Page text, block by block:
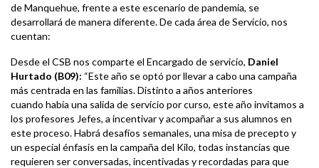
de Manquehue, frente a este escenario de pandemia, se
desarrollará de manera diferente. De cada área de Servicio, nos
cuentan:
Desde el CSB nos comparte el Encargado de servicio, Daniel
Hurtado (B09): “Este año se optó por llevar a cabo una campaña
más centrada en las familias. Distinto a años anteriores
cuando había una salida de servicio por curso, este año invitamos a
los profesores Jefes, a incentivar y acompañar a sus alumnos en
este proceso. Habrá desafíos semanales, una misa de precepto y
un especial énfasis en la campaña del Kilo, todas instancias que
requieren ser conversadas, incentivadas y recordadas para que